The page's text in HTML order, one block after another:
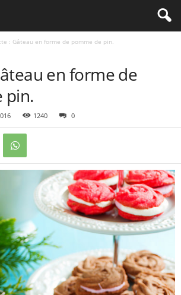
: Gâteau en forme de pomme de pin.
en forme de
pin.
1240 0